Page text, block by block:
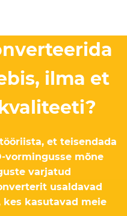
ilma et
et teisendada
vormingusse mõne
varjatud
usaldavad
kasutavad meie